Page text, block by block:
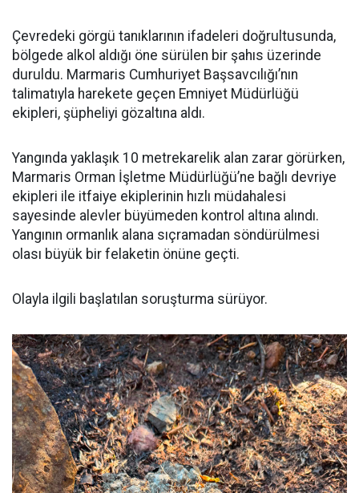
Çevredeki görgü tanıklarının ifadeleri doğrultusunda,
bölgede alkol aldığı öne sürülen bir şahıs üzerinde
duruldu. Marmaris Cumhuriyet Başsavcılığı’nın
talimatıyla harekete geçen Emniyet Müdürlüğü
ekipleri, şüpheliyi gözaltına aldı.
Yangında yaklaşık 10 metrekarelik alan zarar görürken,
Marmaris Orman İşletme Müdürlüğü’ne bağlı devriye
ekipleri ile itfaiye ekiplerinin hızlı müdahalesi
sayesinde alevler büyümeden kontrol altına alındı.
Yangının ormanlık alana sıçramadan söndürülmesi
olası büyük bir felaketin önüne geçti.
Olayla ilgili başlatılan soruşturma sürüyor.